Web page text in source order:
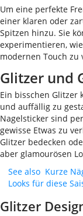
Um eine perfekte
einer klaren oder
Spitzen hinzu. Sie
experimentieren,
modernen Touch zu
Glitzer und
Ein bisschen Glitzer
und auffällig zu
Nagelsticker sind
gewisse Etwas zu
Glitzer bedecken
aber glamourösen
See also Kurze
Looks für diese
Glitzer